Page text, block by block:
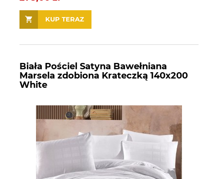
KUP TERAZ
Biała Pościel Satyna Bawełniana
Marsela zdobiona Krateczką 140x200
White